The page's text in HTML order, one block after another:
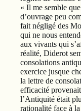
« Il me semble
d’ouvrage peu
fait négligé des
qui ne nous
aux vivants qui
réalité, Diderot
consolations
exercice jusque
la lettre de
efficacité
l’Antiquité était
rationalité face à